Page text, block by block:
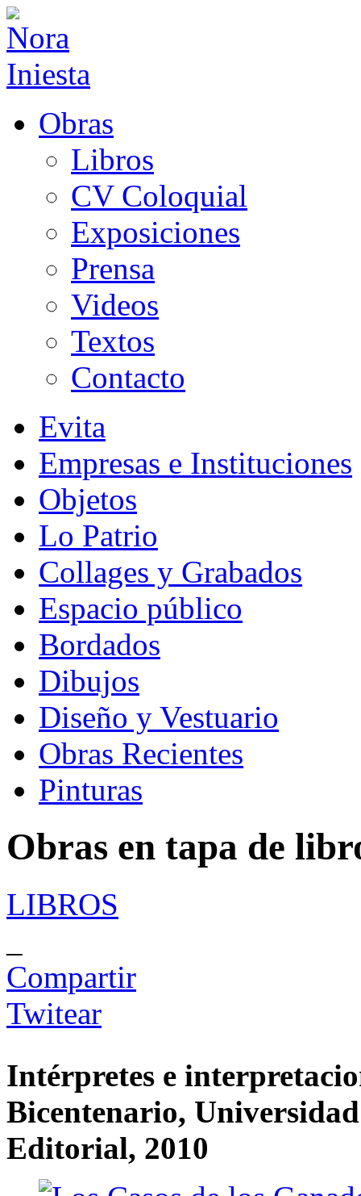
Obras
Libros
CV Coloquial
Exposiciones
Prensa
Videos
Textos
Contacto
Evita
Empresas e Instituciones
Objetos
Lo Patrio
Collages y Grabados
Espacio público
Bordados
Dibujos
Diseño y Vestuario
Obras Recientes
Pinturas
Obras en tapa de
LIBROS
Compartir
Twitear
Intérpretes e
Bicentenario,
Editorial, 2010